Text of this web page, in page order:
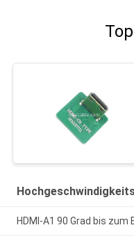
HDMI-A1 90 Grad bis